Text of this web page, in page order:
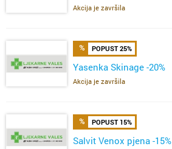
Akcija je završila
POPUST 25%
Yasenka Skinage -20%
Akcija je završila
POPUST 15%
Salvit Venox pjena -15%